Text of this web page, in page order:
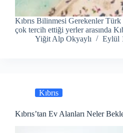
Kıbrıs Bilinmesi Gerekenler Türk
çok tercih ettiği yerler arasında
Yiğit Alp Okyaylı
Eylül
Kıbrıs
Kıbrıs’tan Ev Alanları Neler